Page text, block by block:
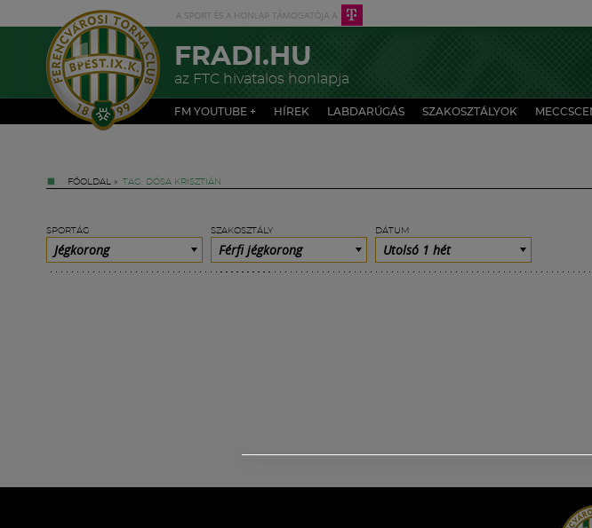
FRADI.HU
az FTC hivatalos honlapja
FM YOUTUBE + HÍREK LABDARÚGÁS SZAKOSZTÁLYOK
FŐOLDAL » TAG: DÓSA KRISZTIÁN
SPORTÁG
Jégkorong
SZAKOSZTÁLY
Férfi jégkorong
DÁTUM
Utolsó 1 hét